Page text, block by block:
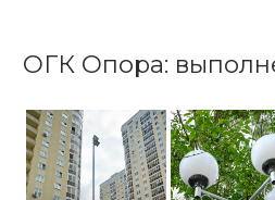
ОГК Опора: